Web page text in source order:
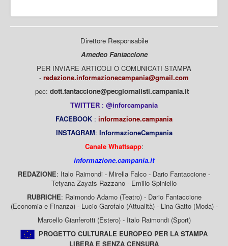
Direttore Responsabile
Amedeo Fantaccione
PER INVIARE ARTICOLI O COMUNICATI STAMPA
- redazione.informazionecampania@gmail.com
pec: dott.fantaccione@pecgiornalisti.campania.it
TWITTER : @inforcampania
FACEBOOK : informazione.campania
INSTAGRAM: InformazioneCampania
Canale Whattsapp:
informazione.campania.it
REDAZIONE: Italo Raimondi - Mirella Falco - Dario Fantaccione -
Tetyana Zayats Razzano - Emilio Spiniello
RUBRICHE: Raimondo Adamo (Teatro) - Dario Fantaccione
(Economia e Finanza) - Lucio Garofalo (Attualità) - Lina Gatto (Moda) -
Marcello Gianferotti (Estero) - Italo Raimondi (Sport)
PROGETTO CULTURALE EUROPEO PER LA STAMPA
LIBERA E SENZA CENSURA